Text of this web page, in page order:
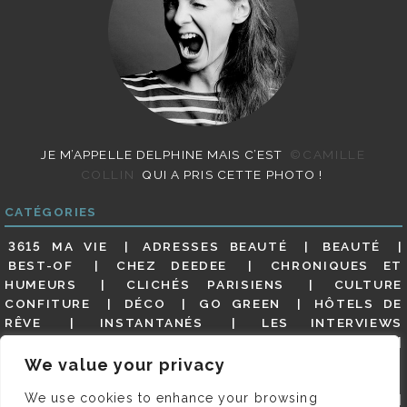
We value your privacy
We use cookies to enhance your browsing
JE M’APPELLE DELPHINE MAIS C’EST
©CAMILLE
COLLIN
QUI A PRIS CETTE PHOTO !
CATÉGORIES
3615 MA VIE ADRESSES BEAUTÉ
BEAUTÉ
BEST-OF
CHEZ DEEDEE
CHRONIQUES ET
HUMEURS
CLICHÉS PARISIENS
CULTURE
CONFITURE
DÉCO GO GREEN
HÔTELS DE
RÊVE
INSTANTANÉS
LES INTERVIEWS
MES ADRESSES
MODE NON CLASSÉ
GUIDE
PARIS EN PHOTOS RESTAURANTS